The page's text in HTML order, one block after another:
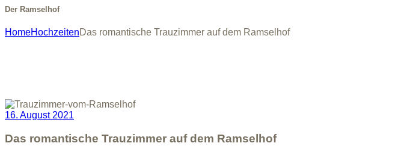
Der Ramselhof
HomeHochzeitenDas romantische Trauzimmer auf dem Ramselhof
16. August 2021
Das romantische Trauzimmer auf dem Ramselhof